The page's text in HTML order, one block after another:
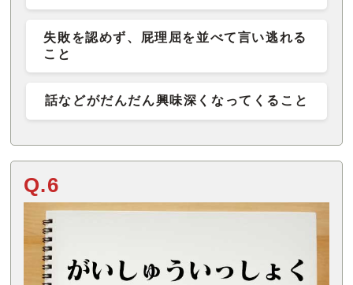
失敗を認めず、屁理屈を並べて言い逃れる
こと
話などがだんだん興味深くなってくること
Q.6